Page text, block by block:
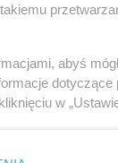
abyś
w